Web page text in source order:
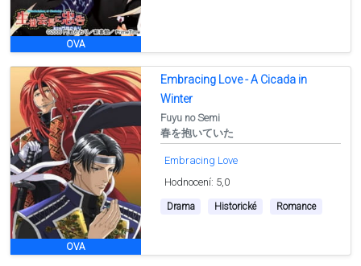
OVA
OVA
Embracing Love - A Cicada in
Winter
Fuyu no Semi
春を抱いていた
Embracing Love
Hodnocení: 5,0
Drama Historické Romance